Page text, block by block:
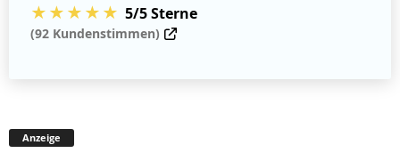
★★★★★ 5/5 Sterne
(92 Kundenstimmen)
Anzeige